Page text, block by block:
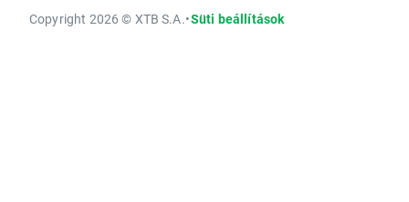
Copyright 2026 © XTB S.A.•Süti beállítások